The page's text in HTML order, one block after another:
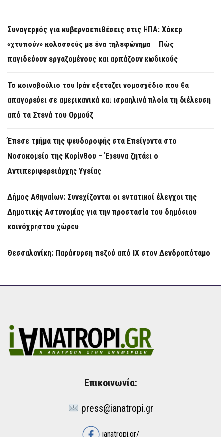
Συναγερμός για κυβερνοεπιθέσεις στις ΗΠΑ: Χάκερ
«χτυπούν» κολοσσούς με ένα τηλεφώνημα – Πώς
παγιδεύουν εργαζομένους και αρπάζουν κωδικούς
Το κοινοβούλιο του Ιράν εξετάζει νομοσχέδιο που θα
απαγορεύει σε αμερικανικά και ισραηλινά πλοία τη διέλευση
από τα Στενά του Ορμούζ
Έπεσε τμήμα της ψευδοροφής στα Επείγοντα στο
Νοσοκομείο της Κορίνθου – Έρευνα ζητάει ο
Αντιπεριφερειάρχης Υγείας
Δήμος Αθηναίων: Συνεχίζονται οι εντατικοί έλεγχοι της
Δημοτικής Αστυνομίας για την προστασία του δημόσιου
κοινόχρηστου χώρου
Θεσσαλονίκη: Παράσυρση πεζού από ΙΧ στον Δενδροπόταμο
Επικοινωνία:
press@ianatropi.gr
ianatropi.gr/